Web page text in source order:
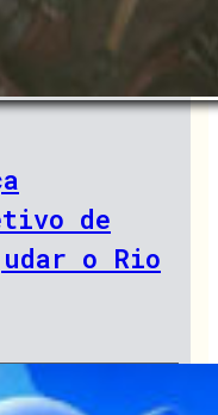
de
o Rio